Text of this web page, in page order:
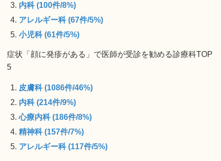
内科 (100件/8%)
アレルギー科 (67件/5%)
小児科 (61件/5%)
症状「顔に発疹がある」で医師が受診を勧める診療科TOP
5
皮膚科 (1086件/46%)
内科 (214件/9%)
心療内科 (186件/8%)
精神科 (157件/7%)
アレルギー科 (117件/5%)